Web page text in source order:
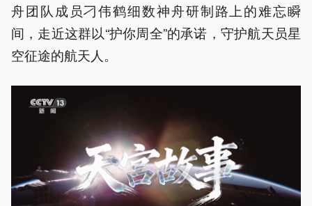
舟团队成员刁伟鹤细数神舟研制路上的难忘瞬
间，走近这群以“护你周全”的承诺，守护航天员星
空征途的航天人。